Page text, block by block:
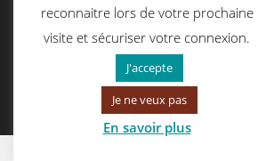
Politique de confidentialité
politique de cookies
reconnaitre lors de votre prochaine
visite et sécuriser votre connexion.
J'accepte
Je ne veux pas
En savoir plus